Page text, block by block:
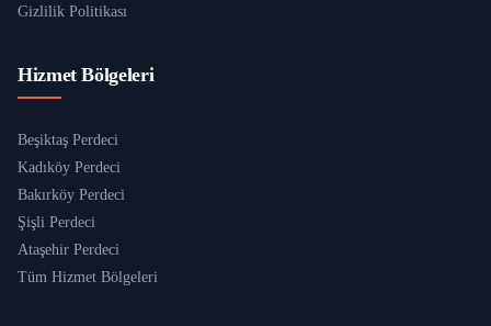
Gizlilik Politikası
Hizmet Bölgeleri
Beşiktaş Perdeci
Kadıköy Perdeci
Bakırköy Perdeci
Şişli Perdeci
Ataşehir Perdeci
Tüm Hizmet Bölgeleri